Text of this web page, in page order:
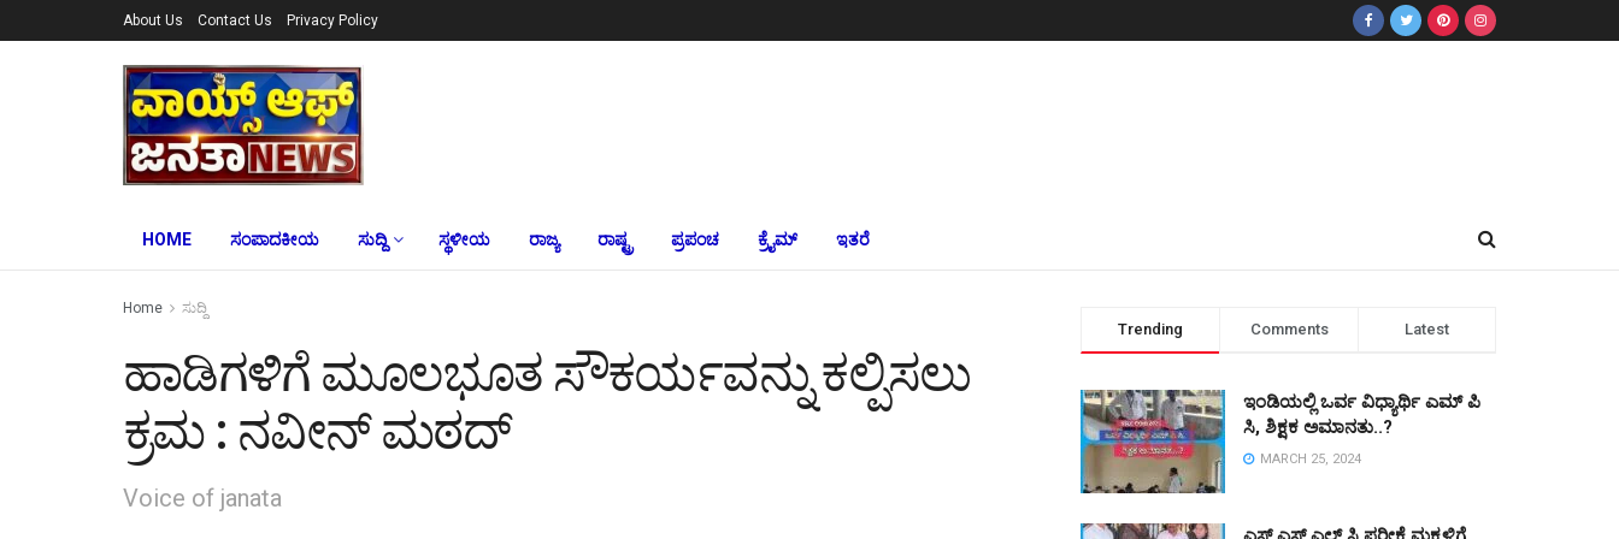
About Us Contact Us Privacy Policy
HOME ಸಂಪಾದಕೀಯ ಸುದ್ದಿ ಸ್ಥಳೀಯ ರಾಜ್ಯ ರಾಷ್ಟ್ರ ಪ್ರಪಂಚ ಕ್ರೈಮ್‌ ಇತರೆ
Home ಸುದ್ದಿ
ಹಾಡಿಗಳಿಗೆ ಮೂಲಭೂತ ಸೌಕರ್ಯವನ್ನು ಕಲ್ಪಿಸಲು
ಕ್ರಮ : ನವೀನ್ ಮಠದ್
Voice of janata
Trending Comments Latest
ಇಂಡಿಯಲ್ಲಿ ಒರ್ವ ವಿಧ್ಯಾರ್ಥಿ ಎಮ್ ಪಿ
ಸಿ, ಶಿಕ್ಷಕ ಅಮಾನತು..?
MARCH 25, 2024